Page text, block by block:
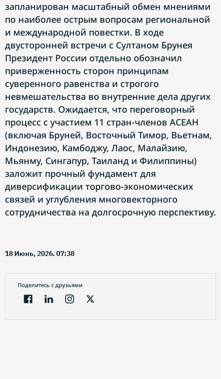
запланирован масштабный обмен мнениями
по наиболее острым вопросам региональной
и международной повестки. В ходе
двусторонней встречи с Султаном Брунея
Президент России отдельно обозначил
приверженность сторон принципам
суверенного равенства и строгого
невмешательства во внутренние дела других
государств. Ожидается, что переговорный
процесс с участием 11 стран-членов АСЕАН
(включая Бруней, Восточный Тимор, Вьетнам,
Индонезию, Камбоджу, Лаос, Малайзию,
Мьянму, Сингапур, Таиланд и Филиппины)
заложит прочный фундамент для
диверсификации торгово-экономических
связей и углубления многовекторного
сотрудничества на долгосрочную перспективу.
18 Июнь, 2026. 07:38
Поделитесь с друзьями